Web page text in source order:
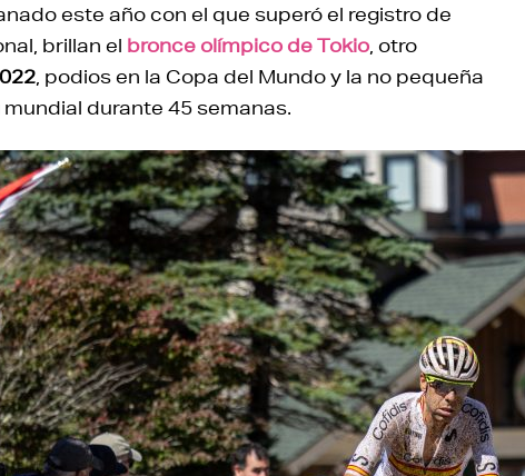
este año con el que superó el registro de
brillan el bronce olímpico de Tokio , otro
, podios en la Copa del Mundo y la no pequeña
durante 45 semanas.